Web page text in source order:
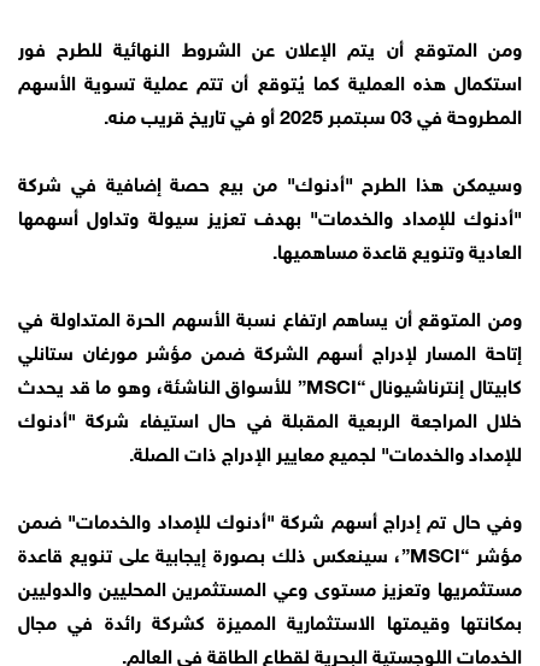
ومن المتوقع أن يتم الإعلان عن الشروط النهائية للطرح فور
استكمال هذه العملية كما يُتوقع أن تتم عملية تسوية الأسهم
المطروحة في 03 سبتمبر 2025 أو في تاريخ قريب منه.
وسيمكن هذا الطرح "أدنوك" من بيع حصة إضافية في شركة
"أدنوك للإمداد والخدمات" بهدف تعزيز سيولة وتداول أسهمها
العادية وتنويع قاعدة مساهميها.
ومن المتوقع أن يساهم ارتفاع نسبة الأسهم الحرة المتداولة في
إتاحة المسار لإدراج أسهم الشركة ضمن مؤشر مورغان ستانلي
كابيتال إنترناشيونال “MSCI” للأسواق الناشئة، وهو ما قد يحدث
خلال المراجعة الربعية المقبلة في حال استيفاء شركة "أدنوك
للإمداد والخدمات" لجميع معايير الإدراج ذات الصلة.
وفي حال تم إدراج أسهم شركة "أدنوك للإمداد والخدمات" ضمن
مؤشر “MSCI”، سينعكس ذلك بصورة إيجابية على تنويع قاعدة
مستثمريها وتعزيز مستوى وعي المستثمرين المحليين والدوليين
بمكانتها وقيمتها الاستثمارية المميزة كشركة رائدة في مجال
الخدمات اللوجستية البحرية لقطاع الطاقة في العالم.